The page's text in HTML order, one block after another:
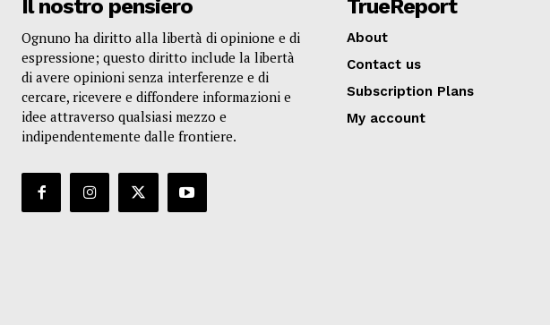
Il nostro pensiero
Ognuno ha diritto alla libertà di opinione e di
espressione; questo diritto include la libertà
di avere opinioni senza interferenze e di
cercare, ricevere e diffondere informazioni e
idee attraverso qualsiasi mezzo e
indipendentemente dalle frontiere.
TrueReport
About
Contact us
Subscription Plans
My account